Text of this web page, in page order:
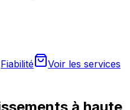
Fiabilité
Voir les services